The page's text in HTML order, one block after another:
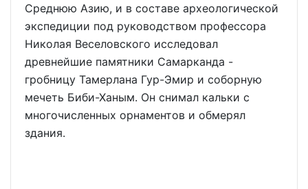
Среднюю Азию, и в составе археологической
экспедиции под руководством профессора
Николая Веселовского исследовал
древнейшие памятники Самарканда -
гробницу Тамерлана Гур-Эмир и соборную
мечеть Биби-Ханым. Он снимал кальки с
многочисленных орнаментов и обмерял
здания.